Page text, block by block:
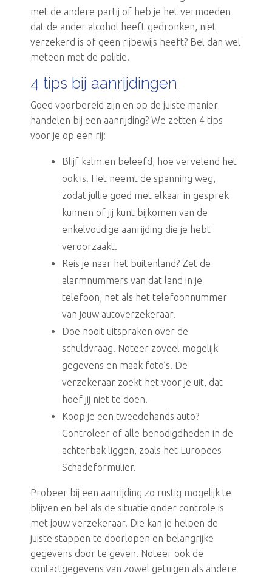
met de andere partij of heb je het vermoeden
dat de ander alcohol heeft gedronken, niet
verzekerd is of geen rijbewijs heeft? Bel dan wel
meteen met de politie.
4 tips bij aanrijdingen
Goed voorbereid zijn en op de juiste manier
handelen bij een aanrijding? We zetten 4 tips
voor je op een rij:
Blijf kalm en beleefd, hoe vervelend het
ook is. Het neemt de spanning weg,
zodat jullie goed met elkaar in gesprek
kunnen of jij kunt bijkomen van de
enkelvoudige aanrijding die je hebt
veroorzaakt.
Reis je naar het buitenland? Zet de
alarmnummers van dat land in je
telefoon, net als het telefoonnummer
van jouw autoverzekeraar.
Doe nooit uitspraken over de
schuldvraag. Noteer zoveel mogelijk
gegevens en maak foto’s. De
verzekeraar zoekt het voor je uit, dat
hoef jij niet te doen.
Koop je een tweedehands auto?
Controleer of alle benodigdheden in de
achterbak liggen, zoals het Europees
Schadeformulier.
Probeer bij een aanrijding zo rustig mogelijk te
blijven en bel als de situatie onder controle is
met jouw verzekeraar. Die kan je helpen de
juiste stappen te doorlopen en belangrijke
gegevens door te geven. Noteer ook de
contactgegevens van zowel getuigen als andere